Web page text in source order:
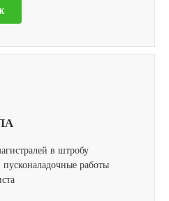
в штробу
пусконаладочные работы